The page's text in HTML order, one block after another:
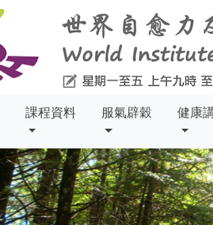
課程資料 服氣辟穀 健康